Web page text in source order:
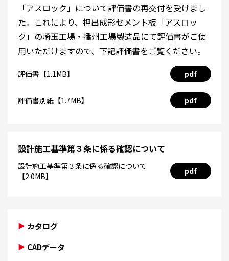
「アスロック」について評価書の再交付を受けまし
た。これにより、押出成形セメント板「アスロッ
ク」の埼玉工場・播州工場製造品にて評価書がご使
用いただけますので、下記評価書をご覧ください。
評価書【1.1MB】 pdf
評価書別紙【1.7MB】 pdf
設計施工基準第３条に係る確認について
設計施工基準第３条に係る確認について
【2.0MB】
pdf
カタログ
CADデータ